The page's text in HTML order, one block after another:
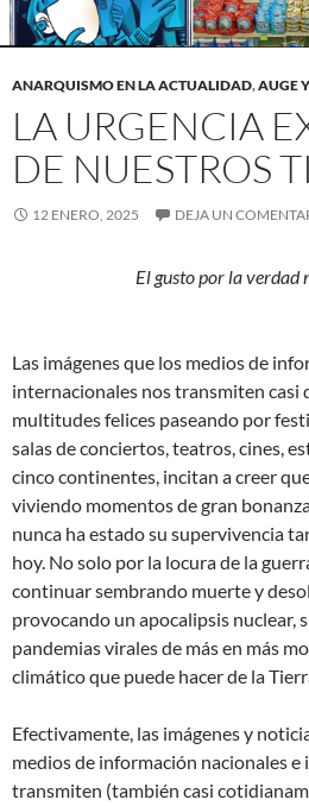
ANARQUISMO EN LA ACTUALIDAD,AUGE
LA URGENCIA
DE NUESTROS
12 ENERO, 2025 DEJA UN
El gusto por la
Las imágenes que los medios de
internacionales nos transmiten casi
multitudes felices paseando por
salas de conciertos, teatros, cines,
cinco continentes, incitan a creer
viviendo momentos de gran
nunca ha estado su supervivencia
hoy. No solo por la locura de la
continuar sembrando muerte y
provocando un apocalipsis nuclear,
pandemias virales de más en más
climático que puede hacer de la
Efectivamente, las imágenes y
medios de información nacionales
transmiten (también casi